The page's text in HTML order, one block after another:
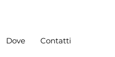
Dove Contatti